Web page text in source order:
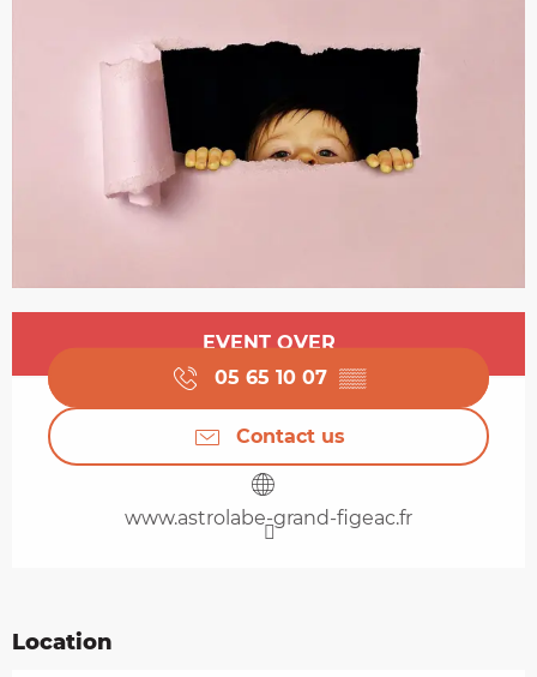
Opening hours & contact details
EVENT OVER
05 65 10 07 ▒▒
Contact us
www.astrolabe-grand-figeac.fr
Location